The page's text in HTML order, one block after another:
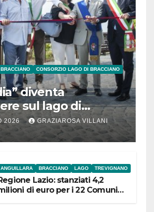
BRACCIANO
CONSORZIO LAGO DI BRACCIANO
diventa
sul lago di
ieri
2026 GRAZIAROSA VILLANI
ANGUILLARA BRACCIANO LAGO TREVIGNANO
Lazio: stanziati 4,2
di euro per i 22 Comuni